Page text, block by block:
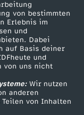
von bestimmten
Erlebnis im
und
Dabei
auf Basis deiner
und
von uns nicht
Wir nutzen
anderen
von Inhalten